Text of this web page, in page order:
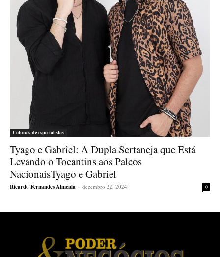
Colunas de especialistas
Tyago e Gabriel: A Dupla Sertaneja que Está
Levando o Tocantins aos Palcos
NacionaisTyago e Gabriel
Ricardo Fernandes Almeida - dezembro 22, 2024 0